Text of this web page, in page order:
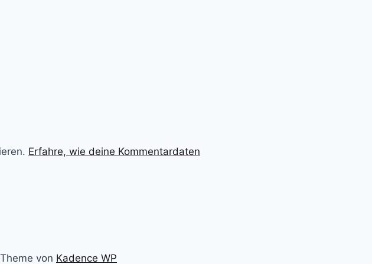
Erfahre, wie deine Kommentardaten
von Kadence WP